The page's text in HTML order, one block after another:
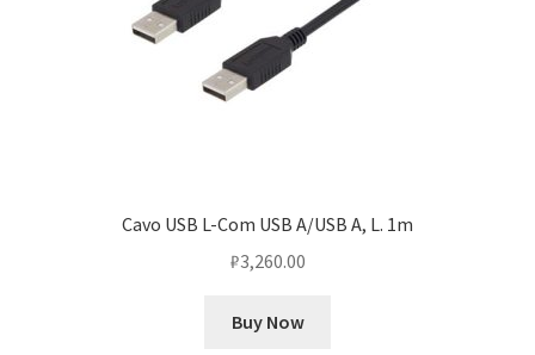
Cavo USB L-Com USB A/USB A, L. 1m
₽3,260.00
Buy Now